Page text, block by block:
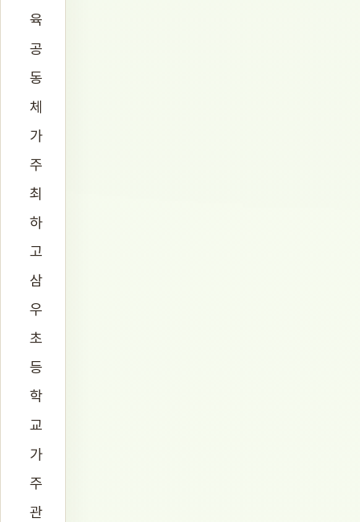
육
공
동
체
가
주
최
하
고
삼
우
초
등
학
교
가
주
관